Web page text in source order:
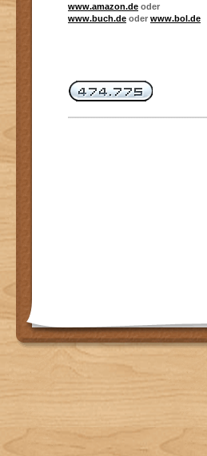
www.amazon.de oder
www.buch.de oder www.bol.de